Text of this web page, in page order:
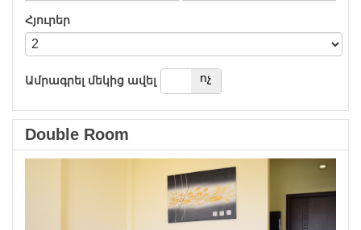
Հյուրեր
Ամրագրել մեկից ավել
այո ոչ
Double Room
Previous Next